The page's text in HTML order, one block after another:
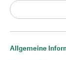
Allgemeine